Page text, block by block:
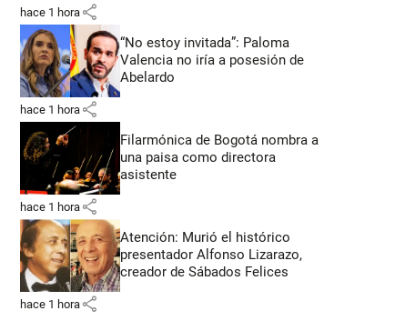
hace 1 hora share
“No estoy invitada”: Paloma
Valencia no iría a posesión de
Abelardo
hace 1 hora share
Filarmónica de Bogotá nombra a
una paisa como directora
asistente
hace 1 hora share
Atención: Murió el histórico
presentador Alfonso Lizarazo,
creador de Sábados Felices
hace 1 hora share